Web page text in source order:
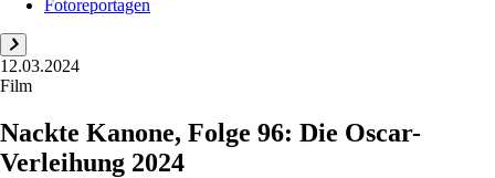
Fotoreportagen
12.03.2024
Film
Nackte Kanone, Folge 96: Die Oscar-
Verleihung 2024